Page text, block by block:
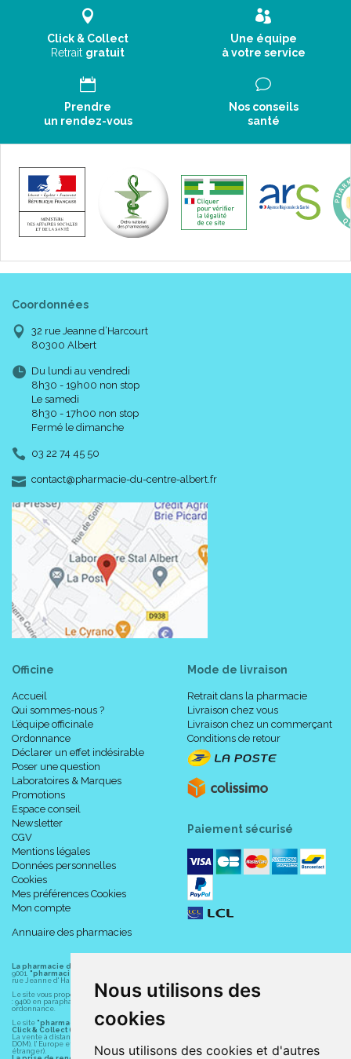
Nous utilisons des
cookies
Nous utilisons des cookies et d'autres
Click & Collect
Retrait gratuit
Une équipe
à votre service
Prendre
un rendez-vous
Nos conseils
santé
Coordonnées
32 rue Jeanne d’Harcourt
80300 Albert
Du lundi au vendredi
8h30 - 19h00 non stop
Le samedi
8h30 - 17h00 non stop
Fermé le dimanche
03 22 74 45 50
contact-
@-
pharmacie-du-centre-albert.fr
Officine
Accueil
Qui sommes-nous ?
L’équipe officinale
Ordonnance
Déclarer un effet indésirable
Poser une question
Laboratoires & Marques
Promotions
Espace conseil
Newsletter
CGV
Mentions légales
Données personnelles
Cookies
Mes préférences Cookies
Mon compte
Annuaire des pharmacies
Mode de livraison
Retrait dans la pharmacie
Livraison chez vous
Livraison chez un commerçant
Conditions de retour
Paiement sécurisé
La pharmacie du centre à Albert
9001. "pharmacie-du-centre-albert.fr "
rue Jeanne d' Harcourt, 80300 Albert.
Le site vous propose un large choix de plus de 11000 références, au prix les plus bas possible
: 9400 en parapharmacie, animaux, orthopédie, matériel médical. 1700 en médicaments sans
ordonnance.
Le site "pharmacie-du-centre-albert.fr"vous propose les service suivants :
Click & Collect (retrait gratuit dans la pharmacie).
La vente à distance chez vous et/ou chez un commerçant sur la France (Andorre, Monaco et
DOM), l' Europe et le monde entier (livraison assuré par Colissimo et ses partenaires à l'
étranger).